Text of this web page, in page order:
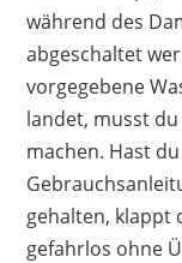
während des
abgeschaltet
vorgegebene
landet, musst
machen. Hast
gehalten, klappt
gefahrlos ohne